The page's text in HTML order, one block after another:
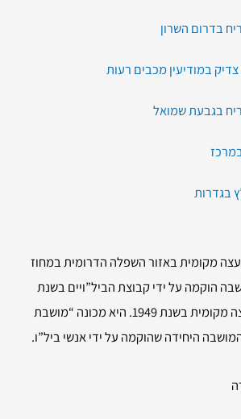
בדרום השרון
במודיעין מכבים רעות
בגבעת שמואל
בגדרות
מקומית באזור השפלה הדרומית במחוז
הוקמה על ידי קבוצת הביל”ויים בשנת
1884, והוכרזה כמועצה מקומית בשנת 1949. היא מכונה “מושבת
היחידה שהוקמה על ידי אנשי ביל”ו.